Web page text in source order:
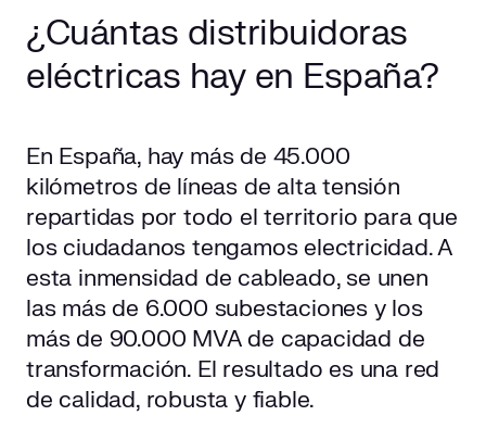
¿Cuántas distribuidoras
eléctricas hay en España?
En España, hay más de 45.000
kilómetros de líneas de alta tensión
repartidas por todo el territorio para que
los ciudadanos tengamos electricidad. A
esta inmensidad de cableado, se unen
las más de 6.000 subestaciones y los
más de 90.000 MVA de capacidad de
transformación. El resultado es una red
de calidad, robusta y fiable.